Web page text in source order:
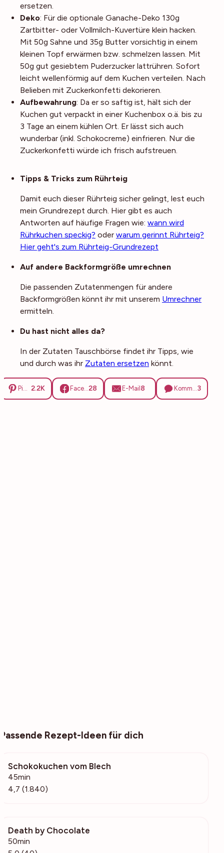
ersetzen.
Deko: Für die optionale Ganache-Deko 130g
Zartbitter- oder Vollmilch-Kuvertüre klein hacken.
Mit 50g Sahne und 35g Butter vorsichtig in einem
kleinen Topf erwärmen bzw. schmelzen lassen. Mit
50g gut gesiebtem Puderzucker lattrühren. Sofort
leicht wellenförmig auf dem Kuchen verteilen. Nach
Belieben mit Zuckerkonfetti dekorieren.
Aufbewahrung: Da er so saftig ist, hält sich der
Kuchen gut verpackt in einer Kuchenbox o.ä. bis zu
3 Tage an einem kühlen Ort. Er lässt sich auch
wunderbar (inkl. Schokocreme) einfrieren. Nur die
Zuckerkonfetti würde ich frisch aufstreuen.
Tipps & Tricks zum Rührteig
Damit euch dieser Rührteig sicher gelingt, lest euch
mein Grundrezept durch. Hier gibt es auch
Antworten auf häufige Fragen wie: wann wird
Rührkuchen speckig? oder warum gerinnt Rührteig?
Hier geht's zum Rührteig-Grundrezept
Auf andere Backformgröße umrechnen
Die passenden Zutatenmengen für andere
Backformgrößen könnt ihr mit unserem Umrechner
ermitteln.
Du hast nicht alles da?
In der Zutaten Tauschbörse findet ihr Tipps, wie
und durch was ihr Zutaten ersetzen könnt.
2.2K 28 E-Mail 8 3
Passende Rezept-Ideen für dich
Schokokuchen vom Blech
45min
4,7 (1.840)
Death by Chocolate
50min